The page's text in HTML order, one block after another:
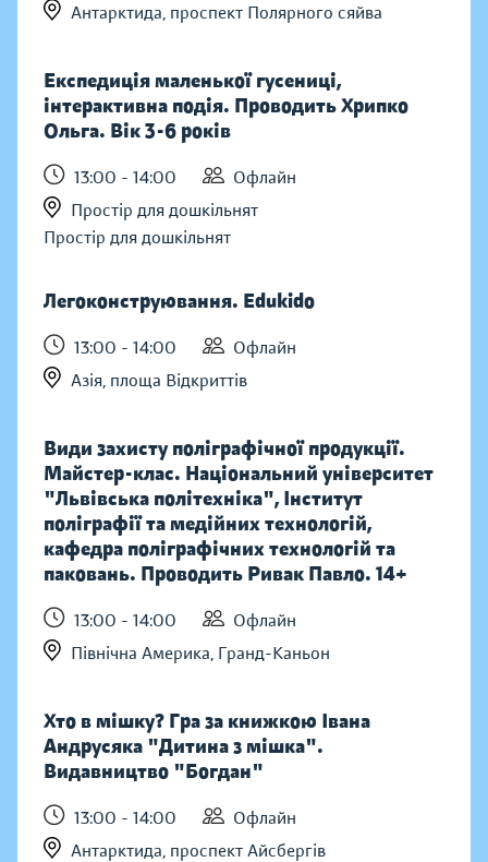
Антарктида, проспект Полярного сяйва
Експедиція маленької гусениці,
інтерактивна подія. Проводить Хрипко
Ольга. Вік 3-6 років
13:00 - 14:00
Офлайн
Простір для дошкільнят
Простір для дошкільнят
Легоконструювання. Edukido
13:00 - 14:00
Офлайн
Азія, площа Відкриттів
Види захисту поліграфічної продукції.
Майстер-клас. Національний університет
"Львівська політехніка", Інститут
поліграфії та медійних технологій,
кафедра поліграфічних технологій та
паковань. Проводить Ривак Павло. 14+
13:00 - 14:00
Офлайн
Північна Америка, Гранд-Каньон
Хто в мішку? Гра за книжкою Івана
Андрусяка "Дитина з мішка".
Видавництво "Богдан"
13:00 - 14:00
Офлайн
Антарктида, проспект Айсбергів